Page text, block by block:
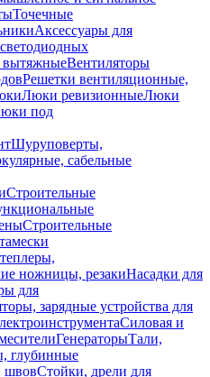
Точечные
Аксессуары для
вытяжныеВентиляторы
Решетки вентиляционные,
Люки ревизионныеЛюки
под
Шуруповерты,
сабельные
Строительные
Строительные
ножницы, резакиНасадки для
для
зарядные устройства для
Силовая и
ГенераторыТали,
глубинные
швовСтойки, дрели для